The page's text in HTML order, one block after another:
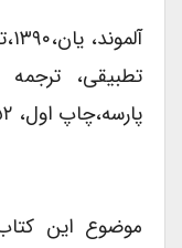
تطبیقی، ترجمه
پارسه،چاپ اول، ۲۵۲ صفحه
موضوع این کتاب